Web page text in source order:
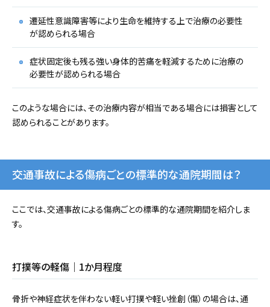
遷延性意識障害等により生命を維持する上で治療の必要性
が認められる場合
症状固定後も残る強い身体的苦痛を軽減するために治療の
必要性が認められる場合
このような場合には、その治療内容が相当である場合には損害として
認められることがあります。
交通事故による傷病ごとの標準的な通院期間は？
ここでは、交通事故による傷病ごとの標準的な通院期間を紹介しま
す。
打撲等の軽傷｜1か月程度
骨折や神経症状を伴わない軽い打撲や軽い挫創（傷）の場合は、通